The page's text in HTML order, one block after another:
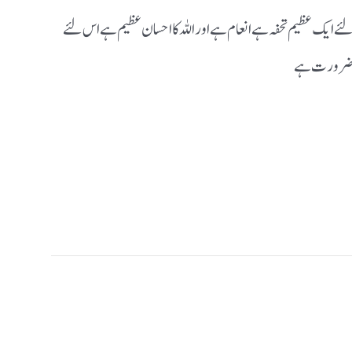
لئے ایک عظیم تحفہ ہے انعام ہے اور اللہ کا احسان عظیم ہے اس لئے
ضرورت ہے